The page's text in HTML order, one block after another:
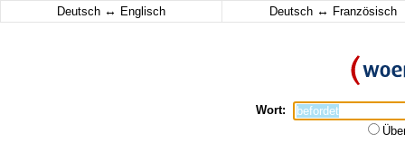
Deutsch ↔ Englisch Deutsch ↔ Französisch
Wort: